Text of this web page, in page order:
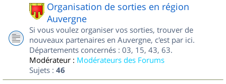
Organisation de sorties en région
Auvergne
Si vous voulez organiser vos sorties, trouver de
nouveaux partenaires en Auvergne, c'est par ici.
Départements concernés : 03, 15, 43, 63.
Modérateur : Modérateurs des Forums
Sujets : 46